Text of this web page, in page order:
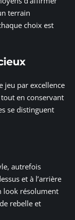
terrain
choix est
jeu par excellence
en conservant
se distinguent
autrefois
et à l’arrière
look résolument
rebelle et